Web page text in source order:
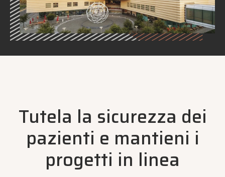
Tutela la sicurezza dei
pazienti e mantieni i
progetti in linea